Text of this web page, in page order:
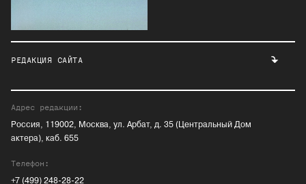
РЕДАКЦИЯ САЙТА
Адрес редакции:
Россия, 119002, Москва, ул. Арбат, д. 35 (Центральный Дом
актера), каб. 655
Телефон:
+7 (499) 248-28-22